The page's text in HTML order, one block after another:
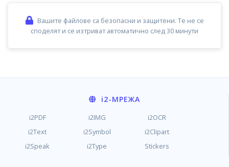
Вашите файлове са безопасни и защитени. Те не се
споделят и се изтриват автоматично след 30 минути
i2-МРЕЖА
i2PDF i2IMG
i2OCR
i2Text
i2Symbol
i2Clipart
i2Speak
i2Type Stickers